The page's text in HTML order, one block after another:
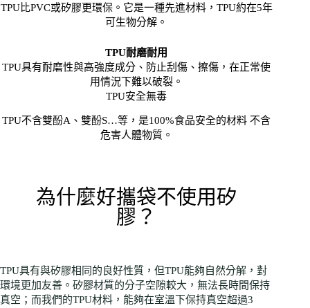
TPU比PVC或矽膠更環保。它是一種先進材料，TPU約在5年
可生物分解。
TPU耐磨耐用
TPU具有耐磨性與高強度成分、防止刮傷、擦傷，在正常使
用情況下難以破裂。
TPU安全無毒
TPU不含雙酚A、雙酚S…等，是100%食品安全的材料 不含
危害人體物質。
為什麼好攜袋不使用矽
膠？
TPU具有與矽膠相同的良好性質，但TPU能夠自然分解，對
環境更加友善。矽膠材質的分子空隙較大，無法長時間保持
真空；而我們的TPU材料，能夠在室溫下保持真空超過3